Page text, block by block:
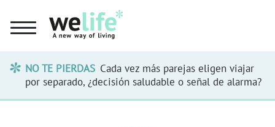
NO TE PIERDAS Cada vez más parejas eligen viajar
por separado, ¿decisión saludable o señal de alarma?